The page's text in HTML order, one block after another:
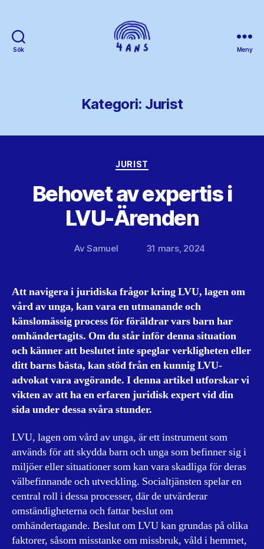
Sök Meny
Kategori: Jurist
Kategorier
JURIST
Behovet av expertis i
LVU-Ärenden
Inläggsförfattare
AvSamuel Inläggsdatum
31 mars, 2024
Att navigera i juridiska frågor kring LVU, lagen om
vård av unga, kan vara en utmanande och
känslomässig process för föräldrar vars barn har
omhändertagits. Om du står inför denna situation
och känner att beslutet inte speglar verkligheten eller
ditt barns bästa, kan stöd från en kunnig LVU-
advokat vara avgörande. I denna artikel utforskar vi
vikten av att ha en erfaren juridisk expert vid din
sida under dessa svåra stunder.
LVU, lagen om vård av unga, är ett instrument som
används för att skydda barn och unga som befinner sig i
miljöer eller situationer som kan vara skadliga för deras
välbefinnande och utveckling. Socialtjänsten spelar en
central roll i dessa processer, där de utvärderar
omständigheterna och fattar beslut om
omhändertagande. Beslut om LVU kan grundas på olika
faktorer, såsom misstanke om missbruk, våld i hemmet,